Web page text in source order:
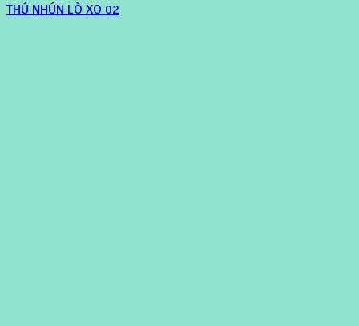
THÚ NHÚN LÒ XO 02